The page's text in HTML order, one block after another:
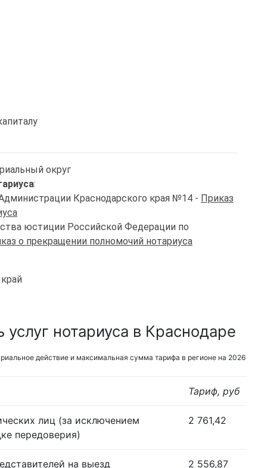
округ
:
Краснодарского края №14 - Приказ
юстиции Российской Федерации по
о прекращении полномочий нотариуса
нотариуса в Краснодаре
действие и максимальная сумма тарифа в регионе на 2026
Тариф, руб
лиц (за исключением
передоверия)
2 761,42
на выезд
2 556,87